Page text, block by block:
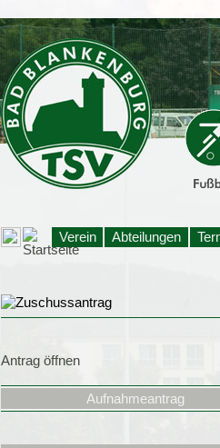
Verein Abteilungen
Antrag öffnen
Aufnahmeantrag